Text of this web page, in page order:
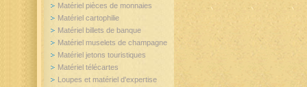
Matériel pièces de monnaies
Matériel cartophilie
Matériel billets de banque
Matériel muselets de champagne
Matériel jetons touristiques
Matériel télécartes
Loupes et matériel d'expertise